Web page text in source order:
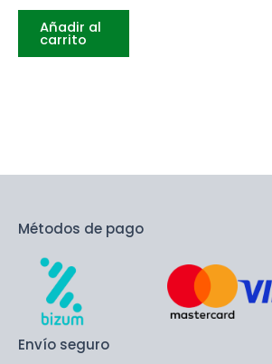
Añadir al
carrito
Métodos de pago
Envío seguro